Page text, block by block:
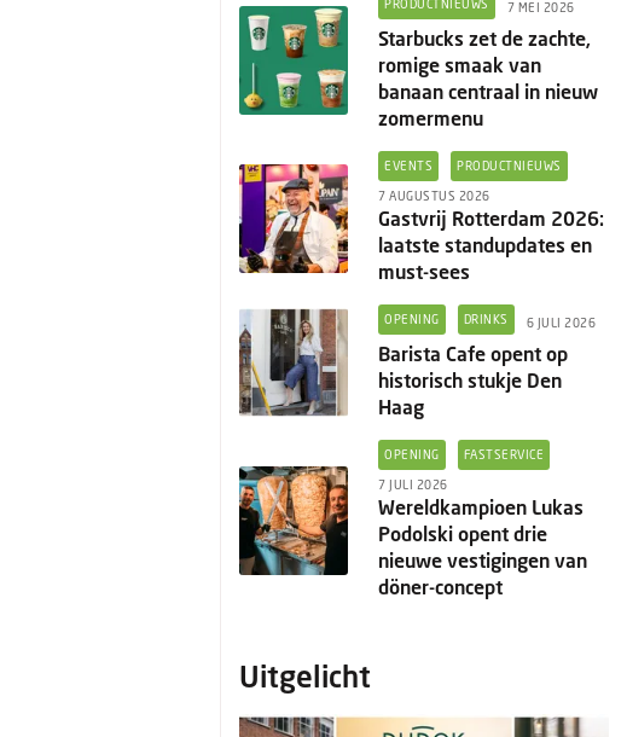
PRODUCTNIEUWS 7 MEI 2026
Starbucks zet de zachte,
romige smaak van
banaan centraal in nieuw
zomermenu
EVENTS PRODUCTNIEUWS
7 AUGUSTUS 2026
Gastvrij Rotterdam 2026:
laatste standupdates en
must-sees
OPENING DRINKS 6 JULI 2026
Barista Cafe opent op
historisch stukje Den
Haag
OPENING FASTSERVICE
7 JULI 2026
Wereldkampioen Lukas
Podolski opent drie
nieuwe vestigingen van
döner-concept
Uitgelicht